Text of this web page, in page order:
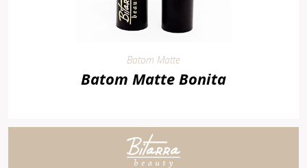
Batom Matte
Batom Matte Bonita